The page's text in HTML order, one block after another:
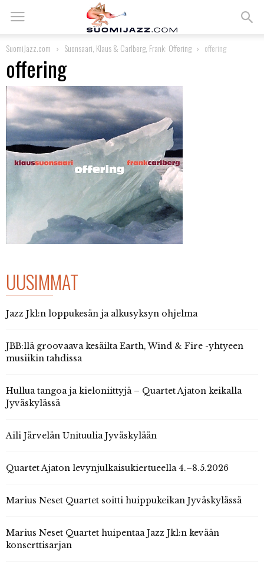
SuomiJazz.com Suonsaari, Klaus & Carlberg, Frank: Offering offering
offering
UUSIMMAT
Jazz Jkl:n loppukesän ja alkusyksyn ohjelma
JBB:llä groovaava kesäilta Earth, Wind & Fire -yhtyeen
musiikin tahdissa
Hullua tangoa ja kieloniittyjä – Quartet Ajaton keikalla
Jyväskylässä
Aili Järvelän Unituulia Jyväskylään
Quartet Ajaton levynjulkaisukiertueella 4.–8.5.2026
Marius Neset Quartet soitti huippukeikan Jyväskylässä
Marius Neset Quartet huipentaa Jazz Jkl:n kevään
konserttisarjan